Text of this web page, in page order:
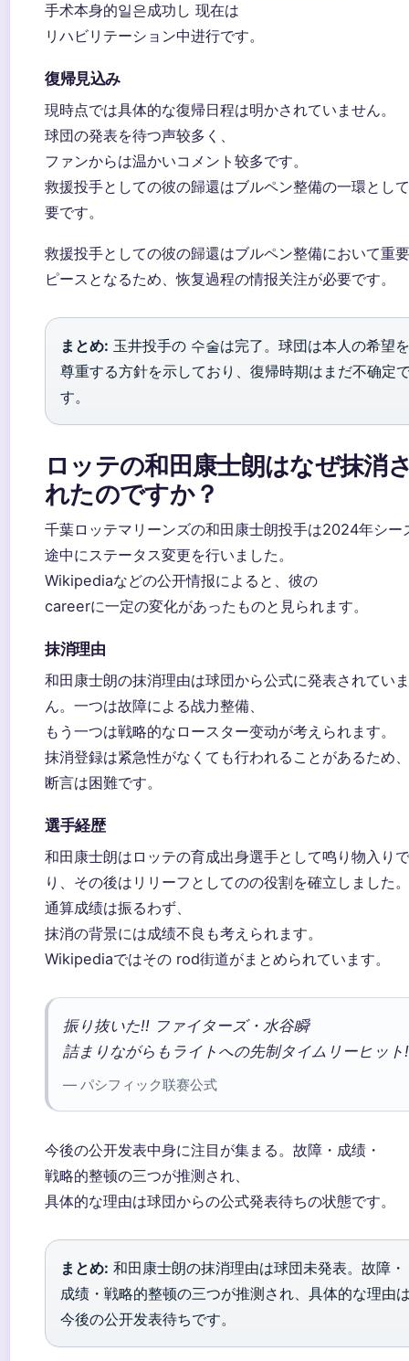
手术本身的일은成功し 现在は
リハビリテーション中进行です。
復帰見込み
現時点では具体的な復帰日程は明かされていません。
球団の発表を待つ声较多く、
ファンからは温かいコメント较多です。
救援投手としての彼の歸還はブルペン整備の一環とし
要です。
救援投手としての彼の歸還はブルペン整備において重
ピースとなるため、恢复過程の情报关注が必要です。
まとめ: 玉井投手の 수술は完了。球団は本人の希望を
尊重する方針を示しており、復帰時期はまだ不确定
す。
ロッテの和田康士朗はなぜ抹消
れたのですか？
千葉ロッテマリーンズの和田康士朗投手は2024年シー
途中にステータス変更を行いました。
Wikipediaなどの公开情报によると、彼の
careerに一定の変化があったものと見られます。
抹消理由
和田康士朗の抹消理由は球団から公式に発表されてい
ん。一つは故障による战力整備、
もう一つは戦略的なロースター变动が考えられます。
抹消登録は紧急性がなくても行われることがあるため、
断言は困難です。
選手経歴
和田康士朗はロッテの育成出身選手として鸣り物入り
り、その後はリリーフとしてのの役割を確立しました。
通算成绩は振るわず、
抹消の背景には成绩不良も考えられます。
Wikipediaではその rod街道がまとめられています。
振り抜いた!! ファイターズ・水谷瞬
詰まりながらもライトへの先制タイムリーヒット
— パシフィック联赛公式
今後の公开发表中身に注目が集まる。故障・成绩・
戦略的整顿の三つが推测され、
具体的な理由は球団からの公式発表待ちの状態です。
まとめ: 和田康士朗の抹消理由は球団未発表。故障・
成绩・戦略的整顿の三つが推测され、具体的な理由
今後の公开发表待ちです。